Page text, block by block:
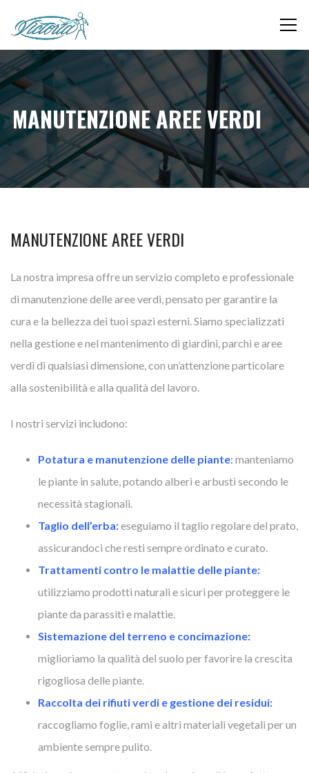
MANUTENZIONE AREE VERDI
MANUTENZIONE AREE VERDI
La nostra impresa offre un servizio completo e professionale
di manutenzione delle aree verdi, pensato per garantire la
cura e la bellezza dei tuoi spazi esterni. Siamo specializzati
nella gestione e nel mantenimento di giardini, parchi e aree
verdi di qualsiasi dimensione, con un’attenzione particolare
alla sostenibilità e alla qualità del lavoro.
I nostri servizi includono:
Potatura e manutenzione delle piante: manteniamo
le piante in salute, potando alberi e arbusti secondo le
necessità stagionali.
Taglio dell’erba:eseguiamo il taglio regolare del prato,
assicurandoci che resti sempre ordinato e curato.
Trattamenti contro le malattie delle piante:
utilizziamo prodotti naturali e sicuri per proteggere le
piante da parassiti e malattie.
Sistemazione del terreno e concimazione:
miglioriamo la qualità del suolo per favorire la crescita
rigogliosa delle piante.
Raccolta dei rifiuti verdi e gestione dei residui:
raccogliamo foglie, rami e altri materiali vegetali per un
ambiente sempre pulito.